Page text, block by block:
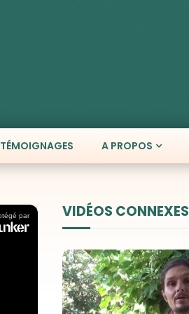
TÉMOIGNAGES A PROPOS
VIDÉOS CONNEXES